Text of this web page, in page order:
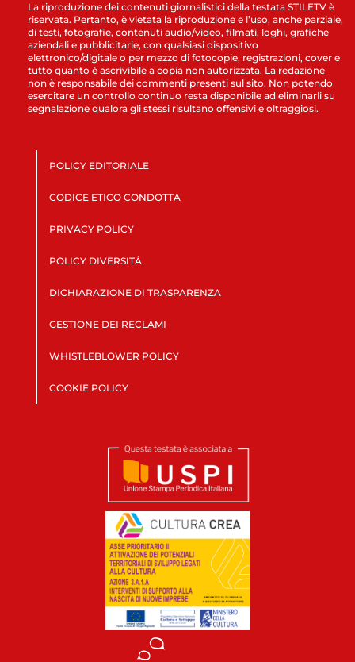
La riproduzione dei contenuti giornalistici della testata STILETV è
riservata. Pertanto, è vietata la riproduzione e l’uso, anche parziale,
di testi, fotografie, contenuti audio/video, filmati, loghi, grafiche
aziendali e pubblicitarie, con qualsiasi dispositivo
elettronico/digitale o per mezzo di fotocopie, registrazioni, cover e
tutto quanto è ascrivibile a copia non autorizzata. La redazione
non è responsabile dei commenti presenti sul sito. Non potendo
esercitare un controllo continuo resta disponibile ad eliminarli su
segnalazione qualora gli stessi risultano offensivi e oltraggiosi.
POLICY EDITORIALE
CODICE ETICO CONDOTTA
PRIVACY POLICY
POLICY DIVERSITÀ
DICHIARAZIONE DI TRASPARENZA
GESTIONE DEI RECLAMI
WHISTLEBLOWER POLICY
COOKIE POLICY